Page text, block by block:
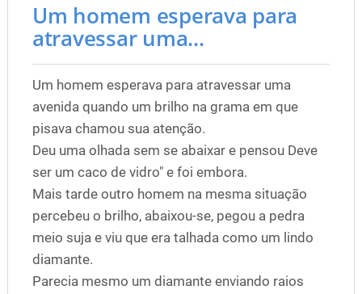
Um homem esperava para
atravessar uma...
Um homem esperava para atravessar uma
avenida quando um brilho na grama em que
pisava chamou sua atenção.
Deu uma olhada sem se abaixar e pensou Deve
ser um caco de vidro" e foi embora.
Mais tarde outro homem na mesma situação
percebeu o brilho, abaixou-se, pegou a pedra
meio suja e viu que era talhada como um lindo
diamante.
Parecia mesmo um diamante enviando raios